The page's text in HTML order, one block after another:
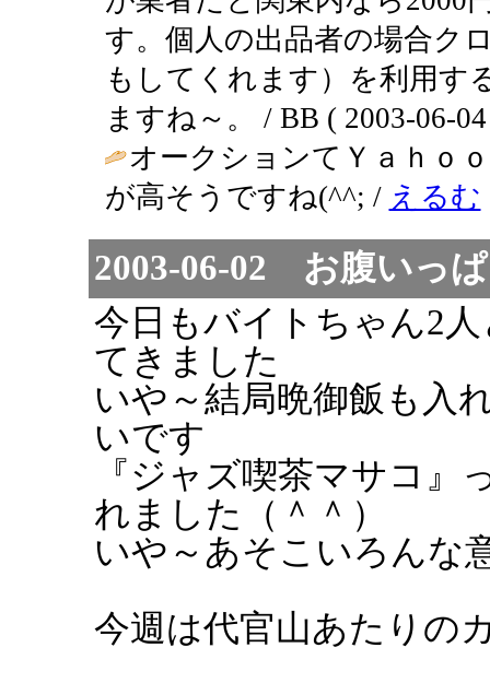
す。個人の出品者の場合ク
もしてくれます）を利用す
ますね～。 / BB ( 2003-06-
オークションてＹａｈｏ
が高そうですね(^^; / えるむ
2003-06-02 お腹いっ
今日もバイトちゃん2
てきました
いや～結局晩御飯も入
いです
『ジャズ喫茶マサコ』
れました（＾＾）
いや～あそこいろんな
今週は代官山あたりの